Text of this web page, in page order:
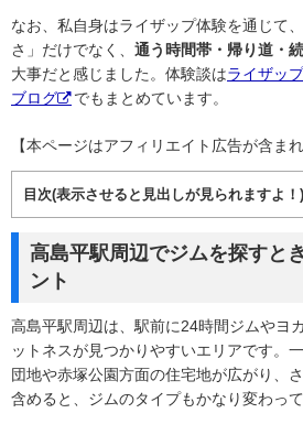
なお、私自身はライザップ体験を通じて
さ」だけでなく、 通う時間帯・帰り道・
大事だと感じました。体験談はライザッ
ブログ
でもまとめています。
【本ページはアフィリエイト広告が含ま
目次(表示させると見出しが見られますよ！)
高島平駅周辺でジムを探すと
ント
高島平駅周辺は、駅前に24時間ジムやヨ
ットネスが見つかりやすいエリアです。
団地や赤塚公園方面の住宅地が広がり、
含めると、ジムのタイプもかなり変わって